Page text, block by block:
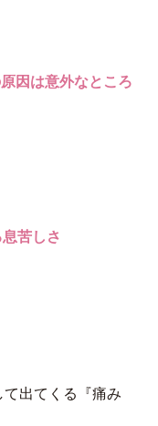
因は意外なところ
苦しさ
出てくる『痛み